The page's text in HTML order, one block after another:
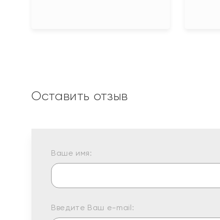
Оставить отзыв
Ваше имя:
Введите Ваш e-mail: